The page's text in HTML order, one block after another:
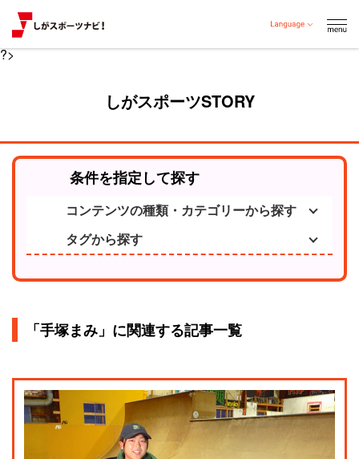
?>
しがスポーツSTORY
条件を指定して探す
コンテンツの種類・カテゴリーから探す
タグから探す
「手塚まみ」に関連する記事一覧